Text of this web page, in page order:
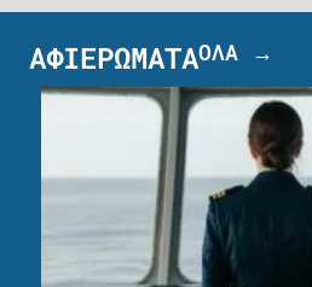
ΑΦΙΕΡΩΜΑΤΑΟΛΑ →